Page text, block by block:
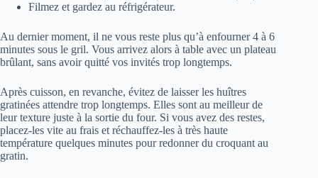
Filmez et gardez au réfrigérateur.
Au dernier moment, il ne vous reste plus qu’à enfourner 4 à 6
minutes sous le gril. Vous arrivez alors à table avec un plateau
brûlant, sans avoir quitté vos invités trop longtemps.
Après cuisson, en revanche, évitez de laisser les huîtres
gratinées attendre trop longtemps. Elles sont au meilleur de
leur texture juste à la sortie du four. Si vous avez des restes,
placez-les vite au frais et réchauffez-les à très haute
température quelques minutes pour redonner du croquant au
gratin.